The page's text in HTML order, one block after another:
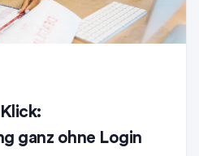
ganz ohne Login